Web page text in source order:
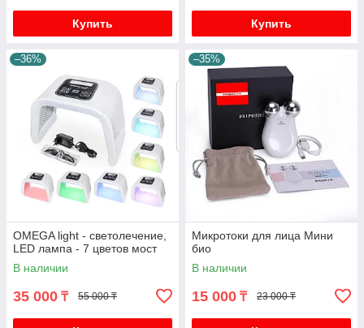
Купить Купить
–36%
OMEGA light - светолечение,
LED лампа - 7 цветов мост
В наличии
35 000 ₸ 55 000 ₸
–35%
Микротоки для лица Мини
био
В наличии
15 000 ₸ 23 000 ₸